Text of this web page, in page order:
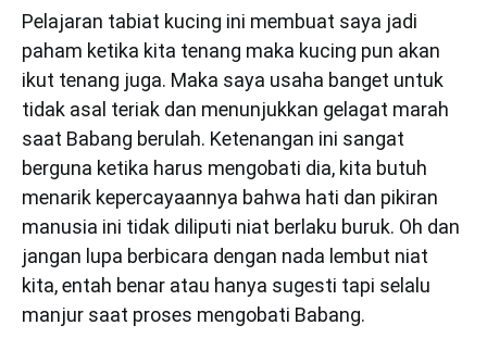
Pelajaran tabiat kucing ini membuat saya jadi
paham ketika kita tenang maka kucing pun akan
ikut tenang juga. Maka saya usaha banget untuk
tidak asal teriak dan menunjukkan gelagat marah
saat Babang berulah. Ketenangan ini sangat
berguna ketika harus mengobati dia, kita butuh
menarik kepercayaannya bahwa hati dan pikiran
manusia ini tidak diliputi niat berlaku buruk. Oh dan
jangan lupa berbicara dengan nada lembut niat
kita, entah benar atau hanya sugesti tapi selalu
manjur saat proses mengobati Babang.